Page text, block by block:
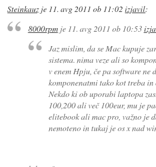
Steinkauz je 11. avg 2011 ob 11:02 izjavil:
8000rpmje 11. avg 2011 ob 10:53
Jaz mislim, da se Mac kupuje
sistema. nima veze ali so
v enem Hpju, če pa software ne
komponenatmi tako kot treba in
Nekdo ki ob uporabi laptopa
100,200 ali več 100eur, mu je
elitebook ali mac pro, važno je
nemoteno in tukaj je os x nad